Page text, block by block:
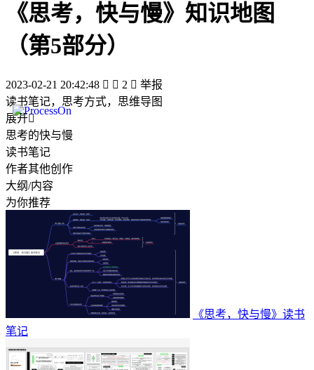
《思考，快与慢》知识地图
（第5部分）
2023-02-21 20:42:48   2  举报
读书笔记，思考方式，思维导图
展开
思考的快与慢
读书笔记
作者其他创作
大纲/内容
为你推荐
《思考，快与慢》读书
笔记